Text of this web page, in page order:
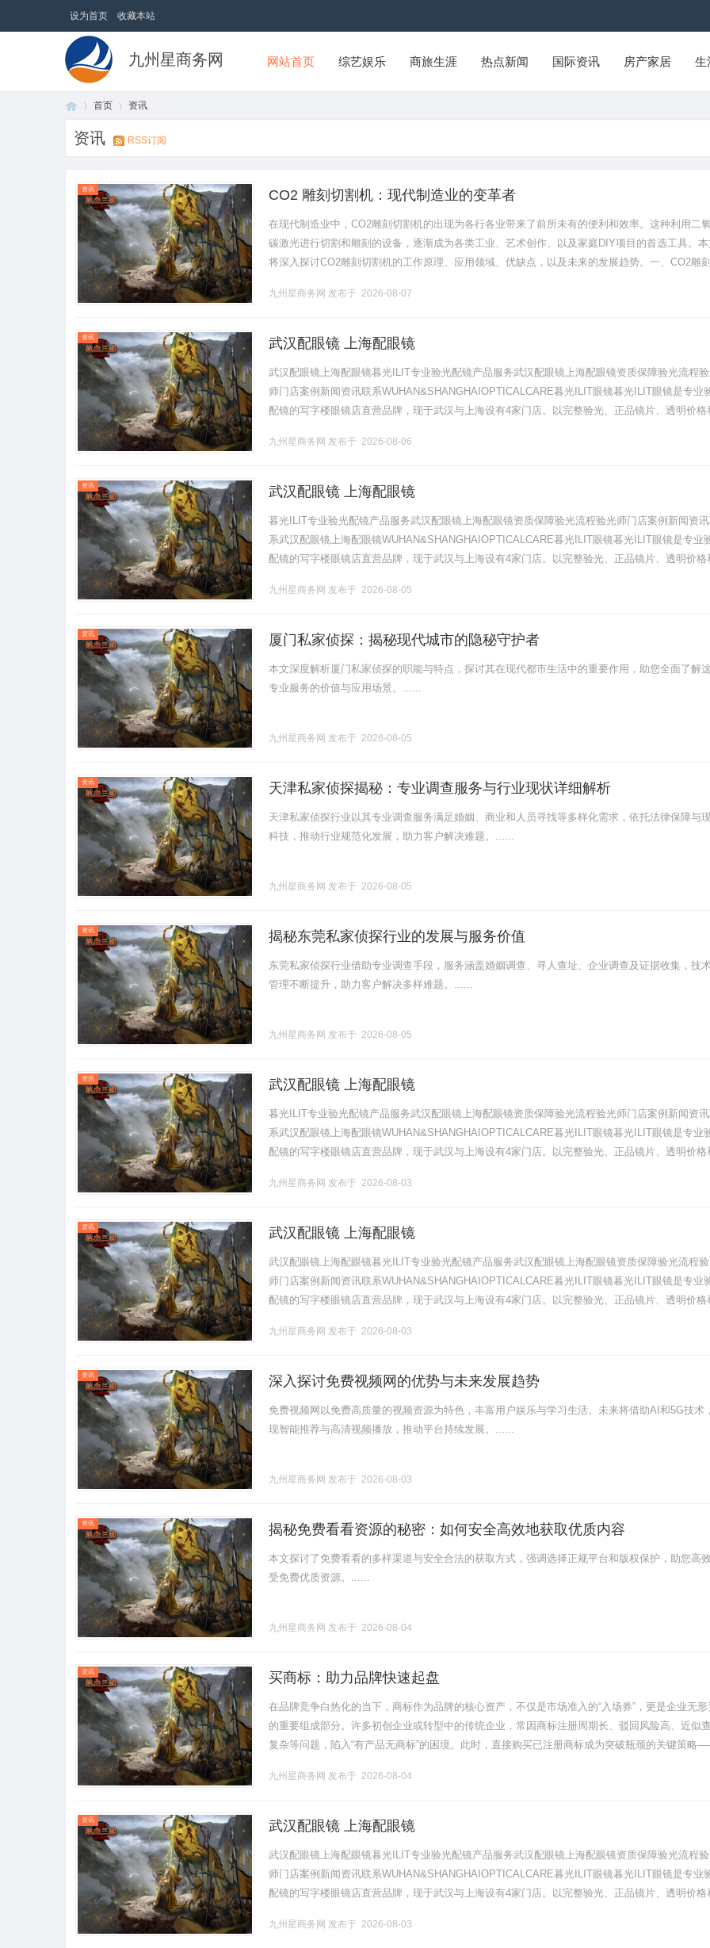
设为首页 收藏本站
九州星商务网 网站首页 综艺娱乐 商旅生涯 热点新闻 国际资讯 房产家居 生
首页 资讯
资讯 RSS订阅
资讯 CO2 雕刻切割机：现代制造业的变革者
在现代制造业中，CO2雕刻切割机的出现为各行各业带来了前所未有的便利和效率。这种利用二
碳激光进行切割和雕刻的设备，逐渐成为各类工业、艺术创作、以及家庭DIY项目的首选工具。本
将深入探讨CO2雕刻切割机的工作原理、应用领域、优缺点，以及未来的发展趋势。一、CO2雕
氮.........
九州星商务网 发布于 2026-08-07
资讯 武汉配眼镜 上海配眼镜
武汉配眼镜上海配眼镜暮光ILIT专业验光配镜产品服务武汉配眼镜上海配眼镜资质保障验光流程
师门店案例新闻资讯联系WUHAN&SHANGHAIOPTICALCARE暮光ILIT眼镜暮光ILIT眼镜是专业
配镜的写字楼眼镜店直营品牌，现于武汉与上海设有4家门店。以完整验光、正品镜片、透明价格
九州星商务网 发布于 2026-08-06
资讯 武汉配眼镜 上海配眼镜
暮光ILIT专业验光配镜产品服务武汉配眼镜上海配眼镜资质保障验光流程验光师门店案例新闻资
系武汉配眼镜上海配眼镜WUHAN&SHANGHAIOPTICALCARE暮光ILIT眼镜暮光ILIT眼镜是专业
配镜的写字楼眼镜店直营品牌，现于武汉与上海设有4家门店。以完整验光、正品镜片、透明价格
九州星商务网 发布于 2026-08-05
资讯 厦门私家侦探：揭秘现代城市的隐秘守护者
本文深度解析厦门私家侦探的职能与特点，探讨其在现代都市生活中的重要作用，助您全面了解
专业服务的价值与应用场景。......
九州星商务网 发布于 2026-08-05
资讯 天津私家侦探揭秘：专业调查服务与行业现状详细解析
天津私家侦探行业以其专业调查服务满足婚姻、商业和人员寻找等多样化需求，依托法律保障与
科技，推动行业规范化发展，助力客户解决难题。......
九州星商务网 发布于 2026-08-05
资讯 揭秘东莞私家侦探行业的发展与服务价值
东莞私家侦探行业借助专业调查手段，服务涵盖婚姻调查、寻人查址、企业调查及证据收集，技
管理不断提升，助力客户解决多样难题。......
九州星商务网 发布于 2026-08-05
资讯 武汉配眼镜 上海配眼镜
暮光ILIT专业验光配镜产品服务武汉配眼镜上海配眼镜资质保障验光流程验光师门店案例新闻资
系武汉配眼镜上海配眼镜WUHAN&SHANGHAIOPTICALCARE暮光ILIT眼镜暮光ILIT眼镜是专业
配镜的写字楼眼镜店直营品牌，现于武汉与上海设有4家门店。以完整验光、正品镜片、透明价格
九州星商务网 发布于 2026-08-03
资讯 武汉配眼镜 上海配眼镜
武汉配眼镜上海配眼镜暮光ILIT专业验光配镜产品服务武汉配眼镜上海配眼镜资质保障验光流程
师门店案例新闻资讯联系WUHAN&SHANGHAIOPTICALCARE暮光ILIT眼镜暮光ILIT眼镜是专业
配镜的写字楼眼镜店直营品牌，现于武汉与上海设有4家门店。以完整验光、正品镜片、透明价格
九州星商务网 发布于 2026-08-03
资讯 深入探讨免费视频网的优势与未来发展趋势
免费视频网以免费高质量的视频资源为特色，丰富用户娱乐与学习生活。未来将借助AI和5G技术
现智能推荐与高清视频播放，推动平台持续发展。......
九州星商务网 发布于 2026-08-03
资讯 揭秘免费看看资源的秘密：如何安全高效地获取优质内容
本文探讨了免费看看的多样渠道与安全合法的获取方式，强调选择正规平台和版权保护，助您高
受免费优质资源。......
九州星商务网 发布于 2026-08-04
资讯 买商标：助力品牌快速起盘
在品牌竞争白热化的当下，商标作为品牌的核心资产，不仅是市场准入的“入场券”，更是企业无形
的重要组成部分。许多初创企业或转型中的传统企业，常因商标注册周期长、驳回风险高、近似
复杂等问题，陷入“有产品无商标”的困境。此时，直接购买已注册商标成为突破瓶颈的关键策略
逻.........
九州星商务网 发布于 2026-08-04
资讯 武汉配眼镜 上海配眼镜
武汉配眼镜上海配眼镜暮光ILIT专业验光配镜产品服务武汉配眼镜上海配眼镜资质保障验光流程
师门店案例新闻资讯联系WUHAN&SHANGHAIOPTICALCARE暮光ILIT眼镜暮光ILIT眼镜是专业
配镜的写字楼眼镜店直营品牌，现于武汉与上海设有4家门店。以完整验光、正品镜片、透明价格
九州星商务网 发布于 2026-08-03